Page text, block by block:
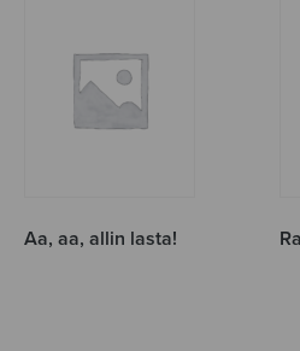
Aa, aa, allin lasta!